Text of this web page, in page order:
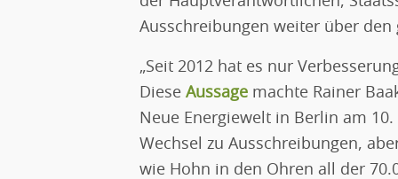
Ausschreibungen weiter über den
„Seit 2012 hat es nur
Diese Aussage machte Rainer
Neue Energiewelt in Berlin am
Wechsel zu Ausschreibungen,
wie Hohn in den Ohren all der